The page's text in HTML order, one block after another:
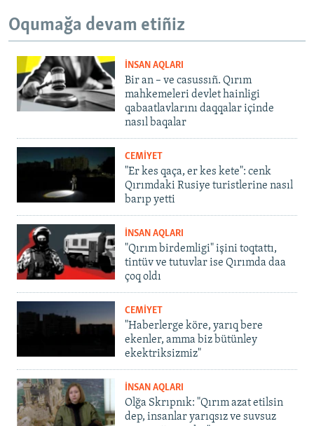
Oqumağa devam etiñiz
İNSAN AQLARI
Bir an – ve casussıñ. Qırım
mahkemeleri devlet hainligi
qabaatlavlarını daqqalar içinde
nasıl baqalar
CEMİYET
"Er kes qaça, er kes kete": cenk
Qırımdaki Rusiye turistlerine nasıl
barıp yetti
İNSAN AQLARI
"Qırım birdemligi" işini toqtattı,
tintüv ve tutuvlar ise Qırımda daa
çoq oldı
CEMİYET
"Haberlerge köre, yarıq bere
ekenler, amma biz bütünley
ekektriksizmiz"
İNSAN AQLARI
Olğa Skrıpnık: "Qırım azat etilsin
dep, insanlar yarıqsız ve suvsuz